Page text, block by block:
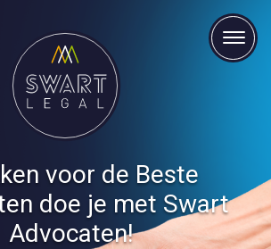
voor de Beste
doe je met Swart
Advocaten!